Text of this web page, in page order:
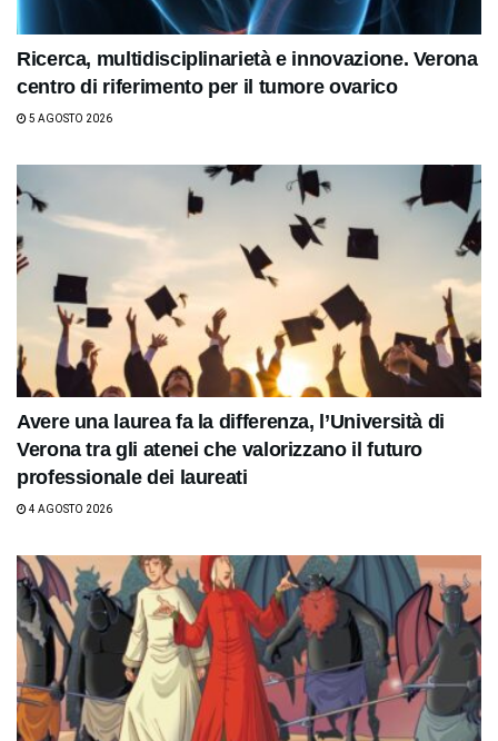
Ricerca, multidisciplinarietà e innovazione. Verona
centro di riferimento per il tumore ovarico
5 AGOSTO 2026
Avere una laurea fa la differenza, l’Università di
Verona tra gli atenei che valorizzano il futuro
professionale dei laureati
4 AGOSTO 2026